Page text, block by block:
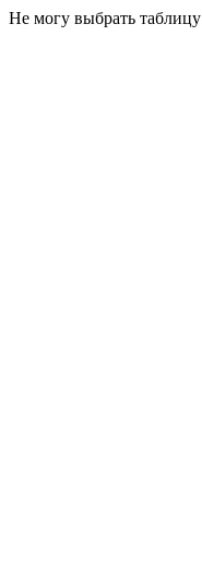
Не могу выбрать таблицу